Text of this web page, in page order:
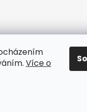
Více o